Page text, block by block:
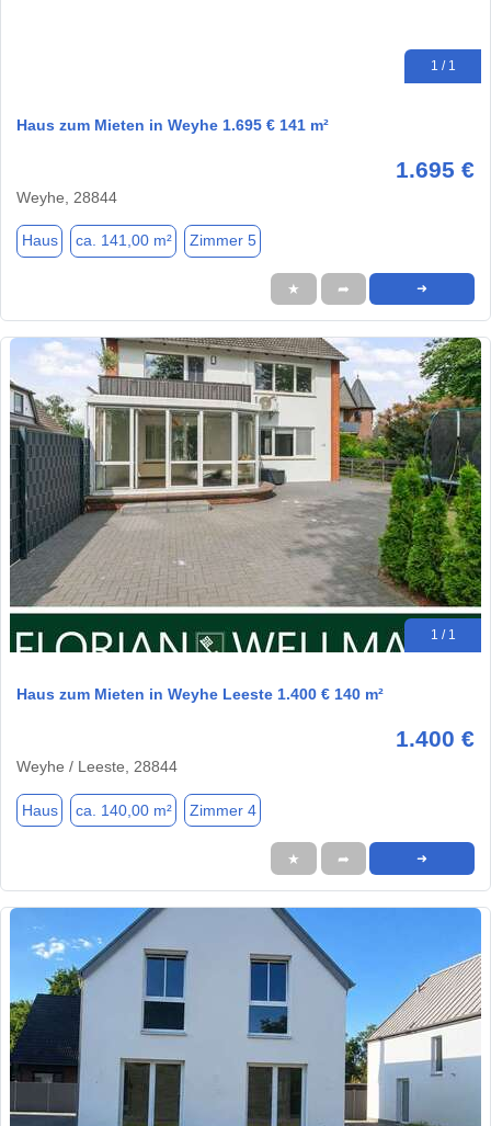
1 / 1
Haus zum Mieten in Weyhe 1.695 € 141 m²
1.695 €
Weyhe, 28844
Haus ca. 141,00 m² Zimmer 5
★ ➦ ➜
1 / 1
Haus zum Mieten in Weyhe Leeste 1.400 € 140 m²
1.400 €
Weyhe / Leeste, 28844
Haus ca. 140,00 m² Zimmer 4
★ ➦ ➜